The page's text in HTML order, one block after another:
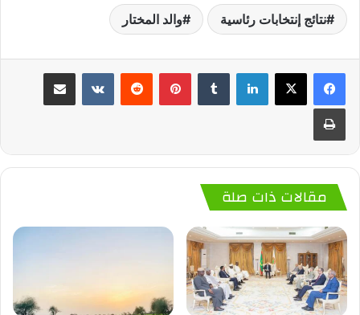
نتائج إنتخابات رئاسية والد المختار
لينكدإن بينتيريست
مقالات ذات صلة